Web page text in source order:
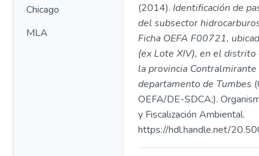
Chicago
MLA
(2014). Identificación de
del subsector
Ficha OEFA F00721,
(ex Lote XIV), en el
la provincia
departamento de Tumbes
OEFA/DE-SDCA;).
y Fiscalización Ambiental.
https://hdl.handle.net/